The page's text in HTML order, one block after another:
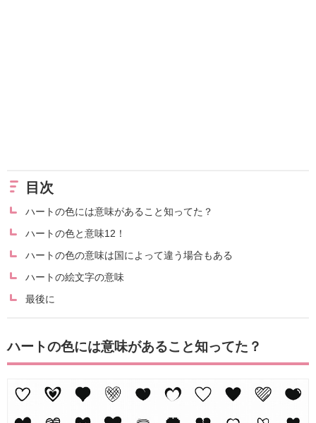
目次
ハートの色には意味があること知ってた？
ハートの色と意味12！
ハートの色の意味は国によって違う場合もある
ハートの絵文字の意味
最後に
ハートの色には意味があること知ってた？